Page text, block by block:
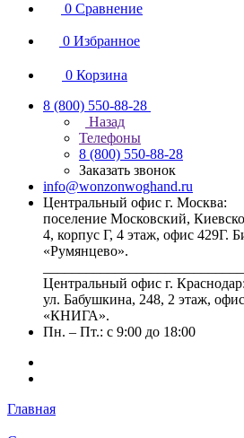
0 Сравнение
0 Избранное
0 Корзина
8 (800) 550-88-28
Назад
Телефоны
8 (800) 550-88-28
Заказать звонок
info@wonzonwoghand.ru
Центральный офис г. Москва:
поселение Московский,
4, корпус Г, 4 этаж, офис 429Г.
«Румянцево».
Центральный офис г. Краснодар:
ул. Бабушкина, 248, 2 этаж,
«КНИГА».
Пн. – Пт.: с 9:00 до 18:00
Главная